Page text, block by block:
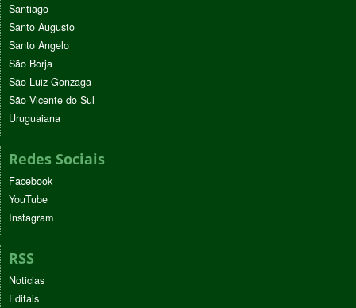
Santiago
Santo Augusto
Santo Ângelo
São Borja
São Luiz Gonzaga
São Vicente do Sul
Uruguaiana
Redes Sociais
Facebook
YouTube
Instagram
RSS
Noticias
Editais